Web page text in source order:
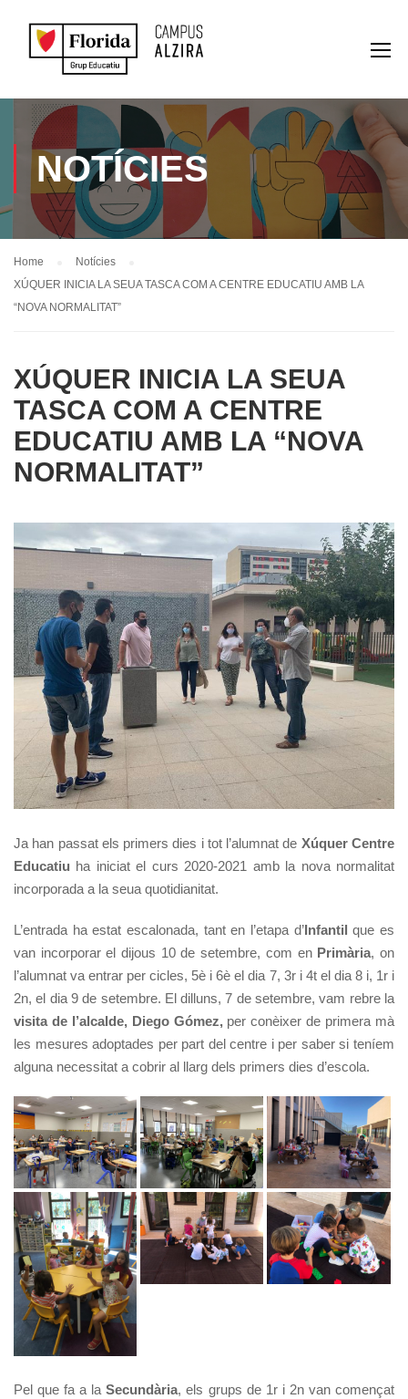
NOTÍCIES
Home
Notícies
XÚQUER INICIA LA SEUA TASCA COM A CENTRE EDUCATIU AMB LA
“NOVA NORMALITAT”
XÚQUER INICIA LA SEUA
TASCA COM A CENTRE
EDUCATIU AMB LA “NOVA
NORMALITAT”
Ja han passat els primers dies i tot l’alumnat de Xúquer Centre
Educatiu ha iniciat el curs 2020-2021 amb la nova normalitat
incorporada a la seua quotidianitat.
L’entrada ha estat escalonada, tant en l’etapa d’Infantil que es
van incorporar el dijous 10 de setembre, com en Primària, on
l’alumnat va entrar per cicles, 5è i 6è el dia 7, 3r i 4t el dia 8 i, 1r i
2n, el dia 9 de setembre. El dilluns, 7 de setembre, vam rebre la
visita de l’alcalde, Diego Gómez,per conèixer de primera mà
les mesures adoptades per part del centre i per saber si teníem
alguna necessitat a cobrir al llarg dels primers dies d’escola.
Pel que fa a laSecundària, els grups de 1r i 2n van començat